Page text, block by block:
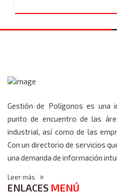
Gestión de Polígonos es una
punto de encuentro de las
industrial, así como de las
Con un directorio de servicios
una demanda de información
Leer más
ENLACES MENÚ